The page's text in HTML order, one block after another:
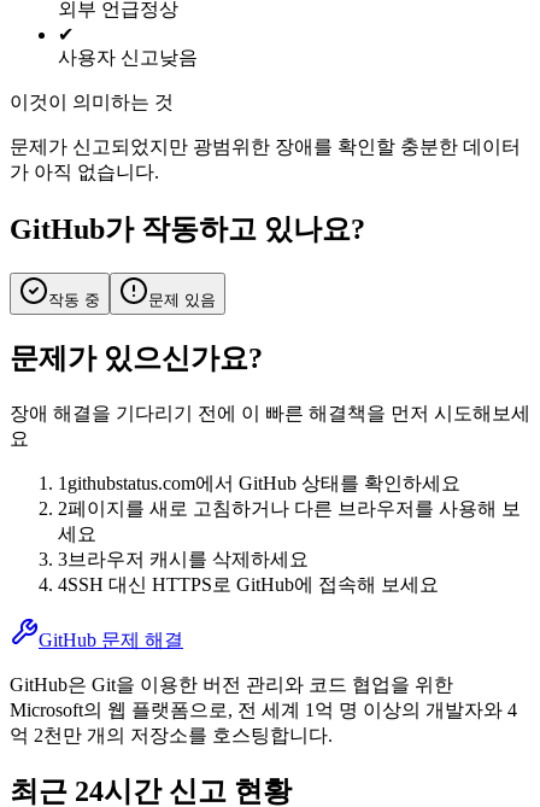
외부 언급정상
✔
사용자 신고낮음
이것이 의미하는 것
문제가 신고되었지만 광범위한 장애를 확인할 충분한 데이터
가 아직 없습니다.
GitHub가 작동하고 있나요?
작동 중 문제 있음
문제가 있으신가요?
장애 해결을 기다리기 전에 이 빠른 해결책을 먼저 시도해보세
요
1 githubstatus.com에서 GitHub 상태를 확인하세요
2페이지를 새로 고침하거나 다른 브라우저를 사용해 보
세요
3브라우저 캐시를 삭제하세요
4SSH 대신 HTTPS로 GitHub에 접속해 보세요
GitHub 문제 해결
GitHub은 Git을 이용한 버전 관리와 코드 협업을 위한
Microsoft의 웹 플랫폼으로, 전 세계 1억 명 이상의 개발자와 4
억 2천만 개의 저장소를 호스팅합니다.
최근 24시간 신고 현황